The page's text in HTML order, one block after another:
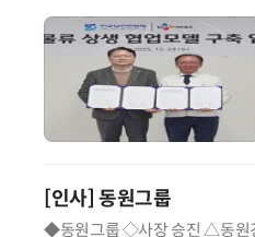
[인사] 동원그룹
◆동원그룹 ◇사장 승진 △동원